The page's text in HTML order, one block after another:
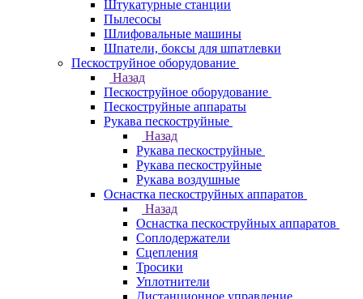
Штукатурные станции
Пылесосы
Шлифовальные машины
Шпатели, боксы для шпатлевки
Пескоструйное оборудование
Назад
Пескоструйное оборудование
Пескоструйные аппараты
Рукава пескоструйные
Назад
Рукава пескоструйные
Рукава пескоструйные
Рукава воздушные
Оснастка пескоструйных аппаратов
Назад
Оснастка пескоструйных аппаратов
Соплодержатели
Сцепления
Тросики
Уплотнители
Дистанционное управление